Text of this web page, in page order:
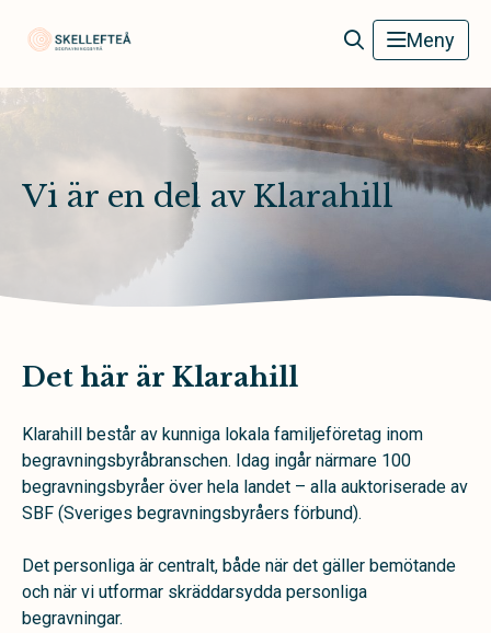
Meny
Vi är en del av Klarahill
Det här är Klarahill
Klarahill består av kunniga lokala familjeföretag inom
begravningsbyråbranschen. Idag ingår närmare 100
begravningsbyråer över hela landet – alla auktoriserade av
SBF (Sveriges begravningsbyråers förbund).
Det personliga är centralt, både när det gäller bemötande
och när vi utformar skräddarsydda personliga
begravningar.